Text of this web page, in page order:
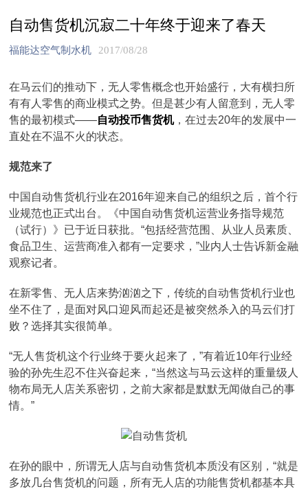
自动售货机沉寂二十年终于迎来了春天
福能达空气制水机 2017/08/28
在马云们的推动下，无人零售概念也开始盛行，大有横扫所
有有人零售的商业模式之势。但是甚少有人留意到，无人零
售的最初模式——自动投币售货机，在过去20年的发展中一
直处在不温不火的状态。
规范来了
中国自动售货机行业在2016年迎来自己的组织之后，首个行
业规范也正式出台。《中国自动售货机运营业务指导规范
（试行）》已于近日获批。“包括经营范围、从业人员素质、
食品卫生、运营商准入都有一定要求，”业内人士告诉新金融
观察记者。
在新零售、无人店来势汹汹之下，传统的自动售货机行业也
坐不住了，是面对风口迎风而起还是被突然杀入的马云们打
败？选择其实很简单。
“无人售货机这个行业终于要火起来了，”有着近10年行业经
验的孙先生忍不住兴奋起来，“当然这与马云这样的重量级人
物布局无人店关系密切，之前大家都是默默无闻做自己的事
情。”
在孙的眼中，所谓无人店与自动售货机本质没有区别，“就是
多放几台售货机的问题，所有无人店的功能售货机都基本具